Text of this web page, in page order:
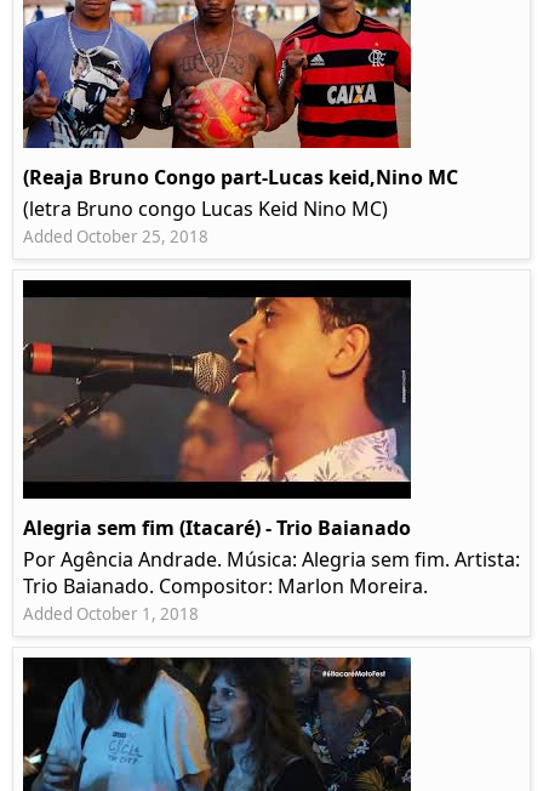
(Reaja Bruno Congo part-Lucas keid,Nino MC
(letra Bruno congo Lucas Keid Nino MC)
Added October 25, 2018
Alegria sem fim (Itacaré) - Trio Baianado
Por Agência Andrade. Música: Alegria sem fim. Artista:
Trio Baianado. Compositor: Marlon Moreira.
Added October 1, 2018